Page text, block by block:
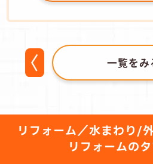
一覧をみ
リフォーム／水まわり/
リフォームの